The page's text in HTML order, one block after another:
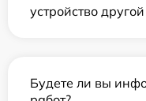
устройство
Будете ли вы